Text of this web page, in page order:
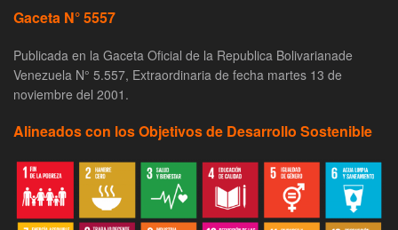
Gaceta N° 5557
Publicada en la Gaceta Oficial de la Republica Bolivarianade
Venezuela N° 5.557, Extraordinaria de fecha martes 13 de
noviembre del 2001.
Alineados con los Objetivos de Desarrollo Sostenible